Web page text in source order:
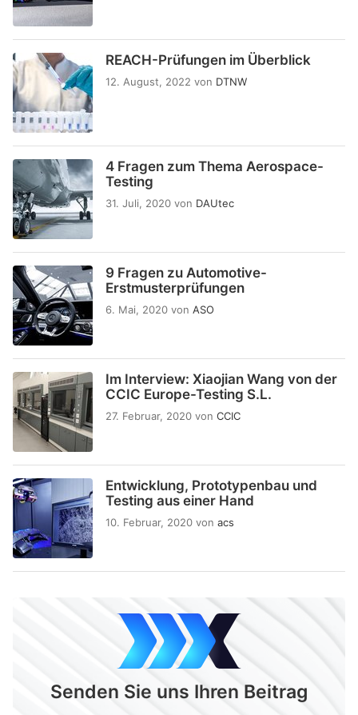
REACH-Prüfungen im Überblick
12. August, 2022 von DTNW
4 Fragen zum Thema Aerospace-
Testing
31. Juli, 2020 von DAUtec
9 Fragen zu Automotive-
Erstmusterprüfungen
6. Mai, 2020 von ASO
Im Interview: Xiaojian Wang von der
CCIC Europe-Testing S.L.
27. Februar, 2020 von CCIC
Entwicklung, Prototypenbau und
Testing aus einer Hand
10. Februar, 2020 von acs
Senden Sie uns Ihren Beitrag